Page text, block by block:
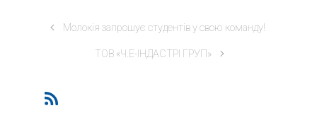
Молокія запрошує студентів у свою команду!
ТОВ «Ч.Е-ІНДАСТРІ ГРУП»